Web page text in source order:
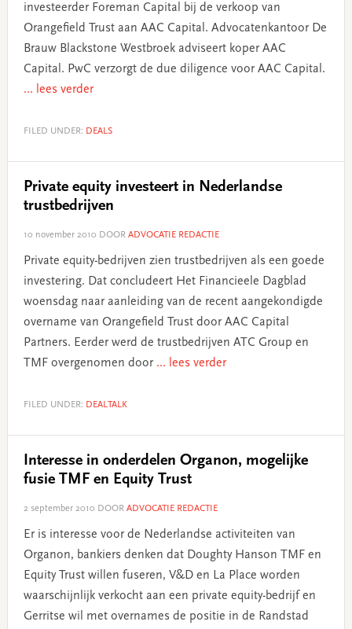
investeerder Foreman Capital bij de verkoop van
Orangefield Trust aan AAC Capital. Advocatenkantoor De
Brauw Blackstone Westbroek adviseert koper AAC
Capital. PwC verzorgt de due diligence voor AAC Capital.
... lees verder
FILED UNDER: DEALS
Private equity investeert in Nederlandse
trustbedrijven
10 november 2010 DOOR ADVOCATIE REDACTIE
Private equity-bedrijven zien trustbedrijven als een goede
investering. Dat concludeert Het Financieele Dagblad
woensdag naar aanleiding van de recent aangekondigde
overname van Orangefield Trust door AAC Capital
Partners. Eerder werd de trustbedrijven ATC Group en
TMF overgenomen door ... lees verder
FILED UNDER: DEALTALK
Interesse in onderdelen Organon, mogelijke
fusie TMF en Equity Trust
2 september 2010 DOOR ADVOCATIE REDACTIE
Er is interesse voor de Nederlandse activiteiten van
Organon, bankiers denken dat Doughty Hanson TMF en
Equity Trust willen fuseren, V&D en La Place worden
waarschijnlijk verkocht aan een private equity-bedrijf en
Gerritse wil met overnames de positie in de Randstad